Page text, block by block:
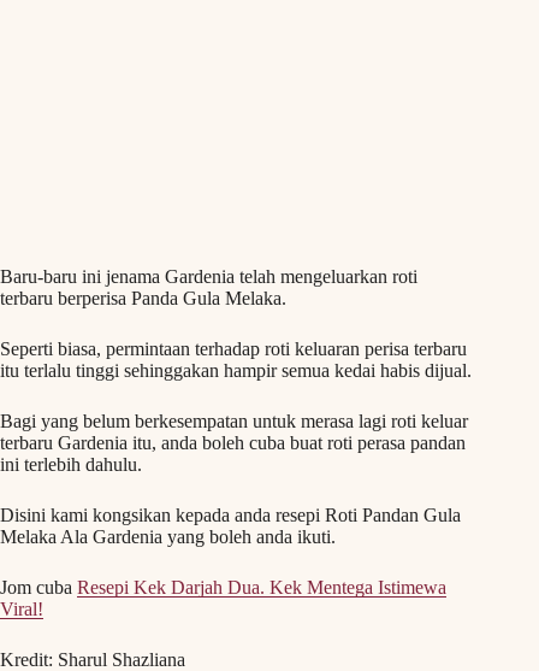
Baru-baru ini jenama Gardenia telah mengeluarkan roti
terbaru berperisa Panda Gula Melaka.
Seperti biasa, permintaan terhadap roti keluaran perisa terbaru
itu terlalu tinggi sehinggakan hampir semua kedai habis dijual.
Bagi yang belum berkesempatan untuk merasa lagi roti keluar
terbaru Gardenia itu, anda boleh cuba buat roti perasa pandan
ini terlebih dahulu.
Disini kami kongsikan kepada anda resepi Roti Pandan Gula
Melaka Ala Gardenia yang boleh anda ikuti.
Jom cuba Resepi Kek Darjah Dua. Kek Mentega Istimewa
Viral!
Kredit: Sharul Shazliana